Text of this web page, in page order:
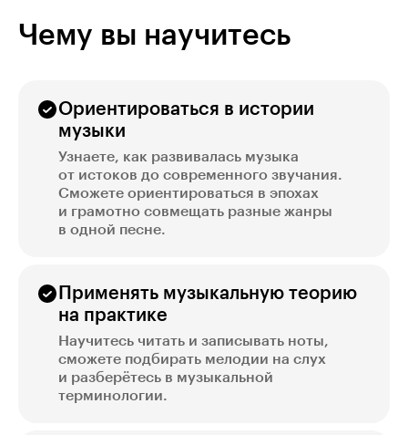
Чему вы научитесь
Ориентироваться в истории
музыки
Узнаете, как развивалась музыка
от истоков до современного звучания.
Сможете ориентироваться в эпохах
и грамотно совмещать разные жанры
в одной песне.
Применять музыкальную теорию
на практике
Научитесь читать и записывать ноты,
сможете подбирать мелодии на слух
и разберётесь в музыкальной
терминологии.